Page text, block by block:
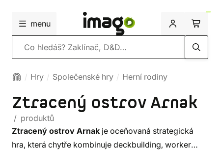
menu
Vyhledávání
Hry Společenské hry Herní rodiny
Ztracený ostrov Arnak
/ produktů
Ztracený ostrov Arnak je oceňovaná strategická
hra, která chytře kombinuje deckbuilding, worker